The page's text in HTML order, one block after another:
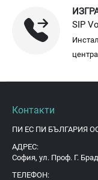
SIP
Контакти
ПИ ЕС ПИ БЪЛГАРИЯ
АДРЕС:
София, ул. Проф. Г.
ТЕЛЕФОН: